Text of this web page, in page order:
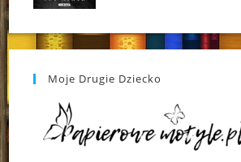
Moje Drugie Dziecko